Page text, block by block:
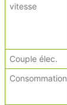
vitesse
Couple élec.
Consommation